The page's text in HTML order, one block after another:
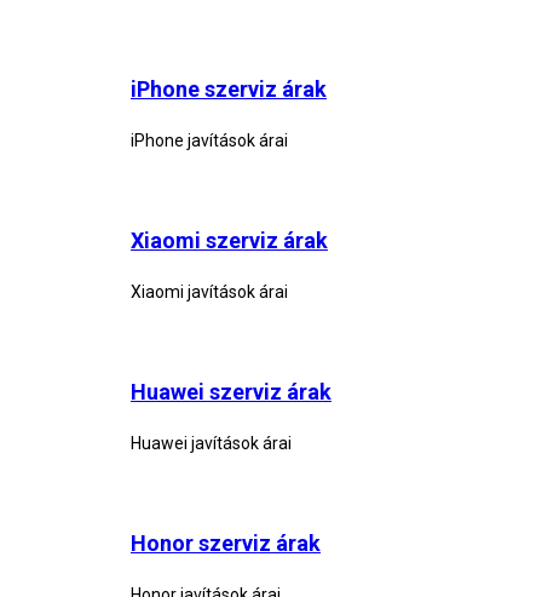
iPhone szerviz árak
iPhone javítások árai
Xiaomi szerviz árak
Xiaomi javítások árai
Huawei szerviz árak
Huawei javítások árai
Honor szerviz árak